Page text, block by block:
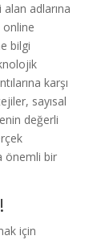
adlarına
bilgi
karşı
sayısal
değerli
önemli bir
için